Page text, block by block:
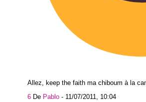
Allez, keep the faith ma chiboum à la
6 De Pablo - 11/07/2011, 10:04